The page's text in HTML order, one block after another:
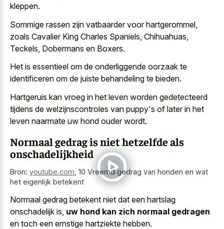
kleppen.
Sommige rassen zijn vatbaarder voor hartgerommel,
zoals Cavalier King Charles Spaniels, Chihuahuas,
Teckels, Dobermans en Boxers.
Het is essentieel om de onderliggende oorzaak te
identificeren om de juiste behandeling te bieden.
Hartgeruis kan vroeg in het leven worden gedetecteerd
tijdens de welzijnscontroles van puppy's of later in het
leven naarmate uw hond ouder wordt.
Normaal gedrag is niet hetzelfde als
onschadelijkheid
Bron: youtube.com 10 Vreemd gedrag van honden en wat
het eigenlijk betekent
Normaal gedrag betekent niet dat een hartslag
onschadelijk is, uw hond kan zich normaal gedragen
en toch een ernstige hartziekte hebben.